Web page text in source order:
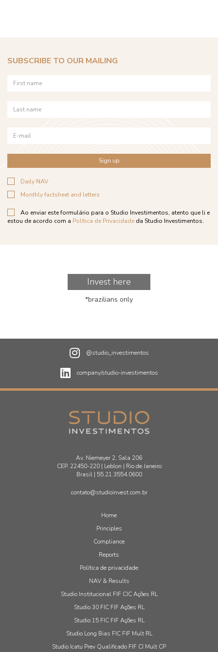
SUBSCRIBE TO OUR MAILING
Sign up
Daily NAV
Monthly factsheet and letters
Ao enviar este formulário para o Studio Investimentos, atento que li e
estou de acordo com a Política de Privacidade da Studio Investimentos.
Invest here
*brazilians only
@studio_investimentos
company/studio-investimentos
Av. Niemeyer 2, Sala 206
CEP. 22450-220 | Leblon | Rio de Janeiro
Brasil | 55.21.3554.0600
contato@studioinvest.com.br
Home
Principles
Compliance
Reports
Política de privacidade
NAV & Results
Studio Institucional FIF CIC Ações RL
Studio 30 FIC FIF Ações RL
Studio 15 FIC FIF Ações RL
Studio Long Bias FIC FIF Mult RL
Studio Icatu Prev Qualificado FIF CI Mult CP